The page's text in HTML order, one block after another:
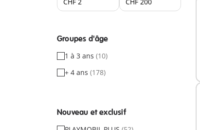
Groupes d'âge
1 à 3 ans (10)
+ 4 ans (178)
Nouveau et exclusif